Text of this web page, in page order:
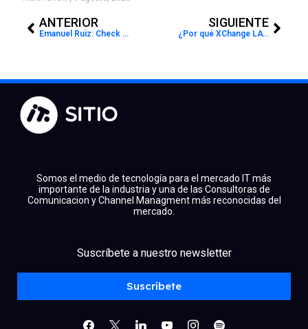
ANTERIOR
Emanuel Ruiz: Check Point refuerza su red de canales IT para responder a la demanda de ciberseguridad en México
SIGUIENTE
¿Por qué XChange LATAM 2025 es la plataforma ideal para los canales IT?
Somos el medio de tecnología para el mercado IT más
importante de la industria y una de las Consultoras de
Comunicacion y Channel Managment más reconocidas del
mercado.
Suscríbete a nuestro newsletter
Suscríbete
facebook
x linkedinyoutubeinstagram
spotify